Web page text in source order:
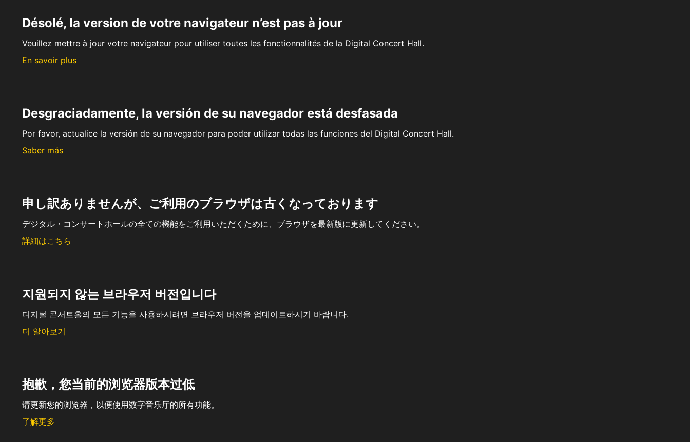
Désolé, la version de votre navigateur n’est pas à jour
Veuillez mettre à jour votre navigateur pour utiliser toutes les fonctionnalités de la Digital Concert Hall.
En savoir plus
Desgraciadamente, la versión de su navegador está desfasada
Por favor, actualice la versión de su navegador para poder utilizar todas las funciones del Digital Concert Hall.
Saber más
申し訳ありませんが、ご利用のブラウザは古くなっております
デジタル・コンサートホールの全ての機能をご利用いただくために、ブラウザを最新版に更新してください。
詳細はこちら
지원되지 않는 브라우저 버전입니다
디지털 콘서트홀의 모든 기능을 사용하시려면 브라우저 버전을 업데이트하시기 바랍니다.
더 알아보기
抱歉，您当前的浏览器版本过低
请更新您的浏览器，以便使用数字音乐厅的所有功能。
了解更多